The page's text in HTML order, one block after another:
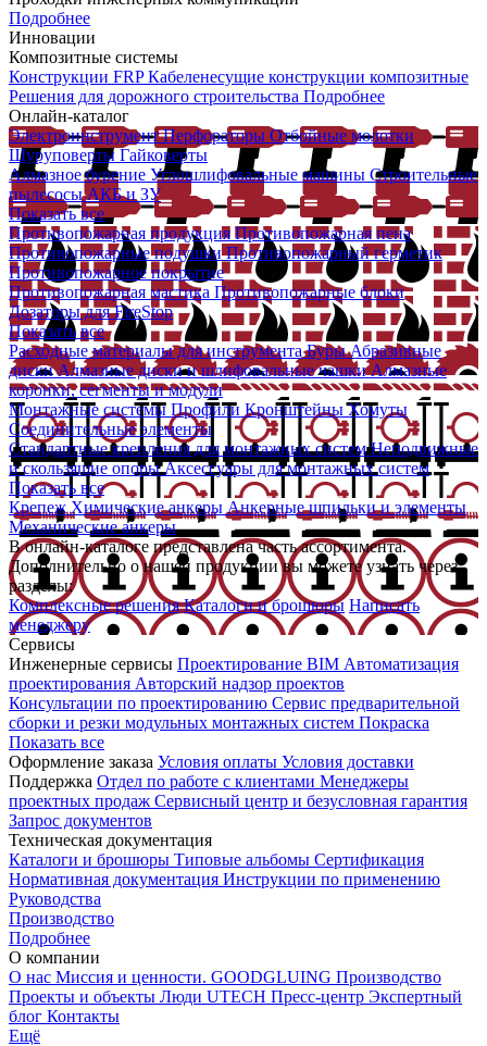
Подробнее
Инновации
Композитные системы
Конструкции FRPКабеленесущие конструкции композитные
Решения для дорожного строительства Подробнее
Онлайн-каталог
ЭлектроинструментПерфораторы Отбойные молотки
Шуруповерты Гайковерты
Алмазное бурение Углошлифовальные машины Строительные
пылесосыАКБ и ЗУ
Показать все
Противопожарная продукция Противопожарная пена
Противопожарные подушкиПротивопожарный герметик
Противопожарное покрытие
Противопожарная мастика Противопожарные блоки
Дозаторы для FireStop
Показать все
Расходные материалы для инструментаБурыАбразивные
дискиАлмазные диски и шлифовальные чашкиАлмазные
коронки, сегменты и модули
Монтажные системы Профили КронштейныХомуты
Соединительные элементы
Стандартные крепления для монтажных системНеподвижные
и скользящие опорыАксессуары для монтажных систем
Показать все
КрепежХимические анкеры Анкерные шпильки и элементы
Механические анкеры
В онлайн-каталоге представлена часть ассортимента.
Дополнительно о нашей продукции вы можете узнать через
разделы:
Комплексные решения Каталоги и брошюры Написать
менеджеру
Сервисы
Инженерные сервисы Проектирование BIM Автоматизация
проектирования Авторский надзор проектов
Консультации по проектированию Сервис предварительной
сборки и резки модульных монтажных систем Покраска
Показать все
Оформление заказа Условия оплаты Условия доставки
Поддержка Отдел по работе с клиентами Менеджеры
проектных продаж Сервисный центр и безусловная гарантия
Запрос документов
Техническая документация
Каталоги и брошюры Типовые альбомы Сертификация
Нормативная документация Инструкции по применению
Руководства
Производство
Подробнее
О компании
О нас Миссия и ценности. GOODGLUING Производство
Проекты и объекты Люди UTECH Пресс-центр Экспертный
блог Контакты
Ещё